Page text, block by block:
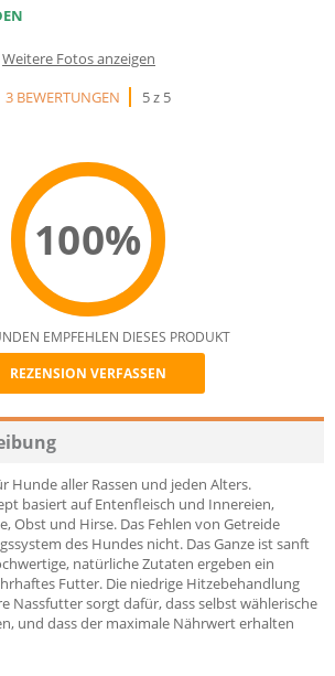
Weitere Fotos anzeigen
3 BEWERTUNGEN
5 z 5
100%
Recommend
EMPFEHLEN DIESES PRODUKT
REZENSION VERFASSEN
Hunde aller Rassen und jeden Alters.
basiert auf Entenfleisch und Innereien,
Obst und Hirse. Das Fehlen von Getreide
des Hundes nicht. Das Ganze ist sanft
natürliche Zutaten ergeben ein
Futter. Die niedrige Hitzebehandlung
Nassfutter sorgt dafür, dass selbst wählerische
und dass der maximale Nährwert erhalten